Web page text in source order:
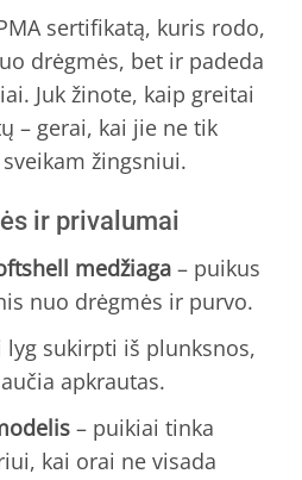
sertifikatą, kuris rodo,
drėgmės, bet ir padeda
Juk žinote, kaip greitai
– gerai, kai jie ne tik
žingsniui.
ir privalumai
medžiaga– puikus
nuo drėgmės ir purvo.
sukirpti iš plunksnos,
apkrautas.
– puikiai tinka
kai orai ne visada